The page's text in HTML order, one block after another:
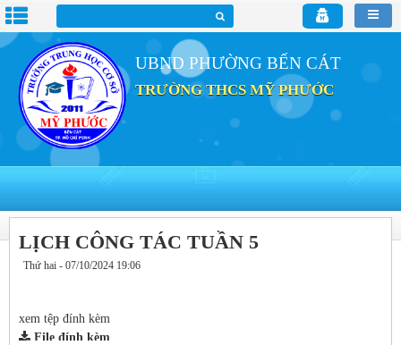
UBND PHƯỜNG BẾN CÁT
TRƯỜNG THCS MỸ PHƯỚC
LỊCH CÔNG TÁC TUẦN 5
Thứ hai - 07/10/2024 19:06
xem tệp đính kèm
File đính kèm